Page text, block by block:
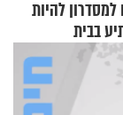
למסדרון להיות
בבית